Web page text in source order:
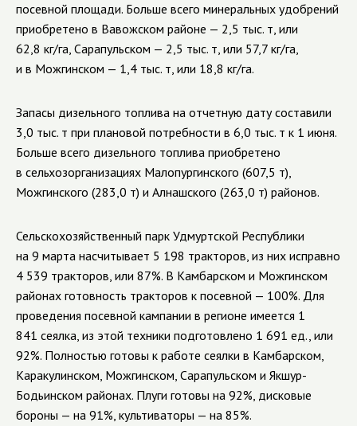
посевной площади. Больше всего минеральных удобрений
приобретено в Вавожском районе — 2,5 тыс. т, или
62,8 кг/га, Сарапульском — 2,5 тыс. т, или 57,7 кг/га,
и в Можгинском — 1,4 тыс. т, или 18,8 кг/га.
Запасы дизельного топлива на отчетную дату составили
3,0 тыс. т при плановой потребности в 6,0 тыс. т к 1 июня.
Больше всего дизельного топлива приобретено
в сельхозорганизациях Малопургинского (607,5 т),
Можгинского (283,0 т) и Алнашского (263,0 т) районов.
Сельскохозяйственный парк Удмуртской Республики
на 9 марта насчитывает 5 198 тракторов, из них исправно
4 539 тракторов, или 87%. В Камбарском и Можгинском
районах готовность тракторов к посевной — 100%. Для
проведения посевной кампании в регионе имеется 1
841 сеялка, из этой техники подготовлено 1 691 ед., или
92%. Полностью готовы к работе сеялки в Камбарском,
Каракулинском, Можгинском, Сарапульском и Якшур-
Бодьинском районах. Плуги готовы на 92%, дисковые
бороны — на 91%, культиваторы — на 85%.